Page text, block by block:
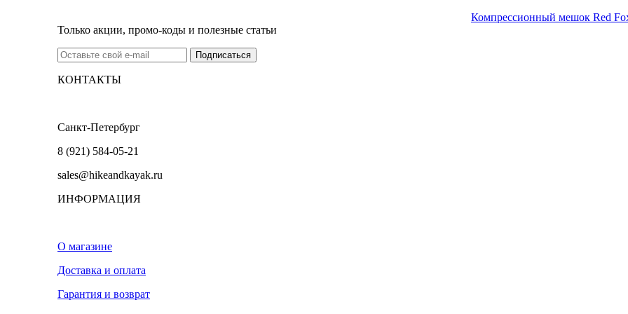
Компрессионный мешок Red
Только акции, промо-коды и полезные статьи
КОНТАКТЫ
Санкт-Петербург
8 (921) 584-05-21
sales@hikeandkayak.ru
ИНФОРМАЦИЯ
О магазине
Доставка и оплата
Гарантия и возврат